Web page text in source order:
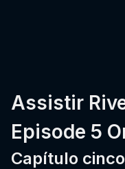
Assistir
Episode 5
Capítulo